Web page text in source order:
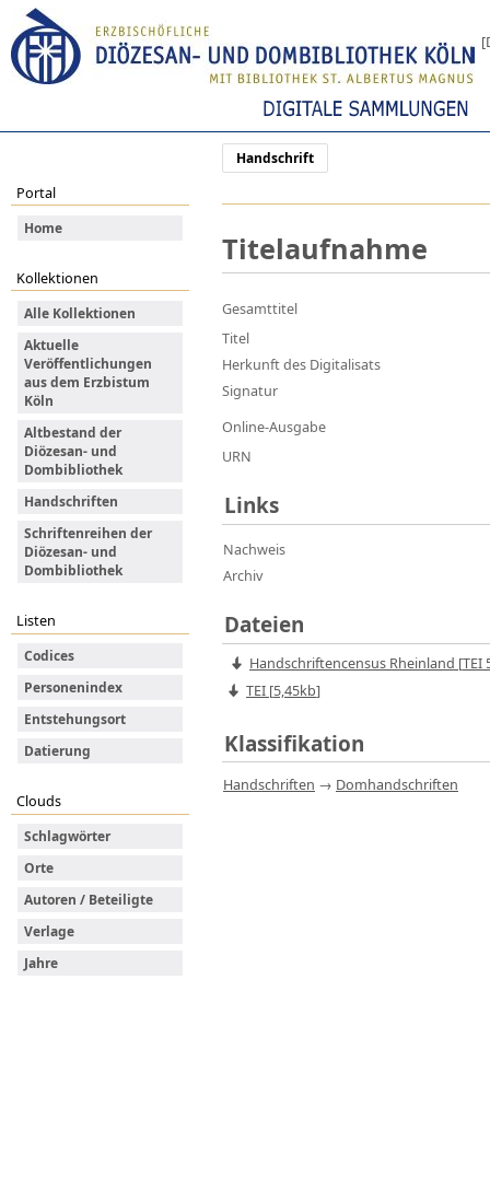
Handschrift
Portal
Home
Kollektionen
Alle Kollektionen
Aktuelle
Veröffentlichungen
aus dem Erzbistum
Köln
Altbestand der
Diözesan- und
Dombibliothek
Handschriften
Schriftenreihen der
Diözesan- und
Dombibliothek
Listen
Codices
Personenindex
Entstehungsort
Datierung
Clouds
Schlagwörter
Orte
Autoren / Beteiligte
Verlage
Jahre
Titelaufnahme
Gesamttitel
Titel
Herkunft des Digitalisats
Signatur
Online-Ausgabe
URN
Links
Nachweis
Archiv
Dateien
Handschriftencensus Rheinland [TEI
TEI [5,45kb]
Klassifikation
Handschriften → Domhandschriften